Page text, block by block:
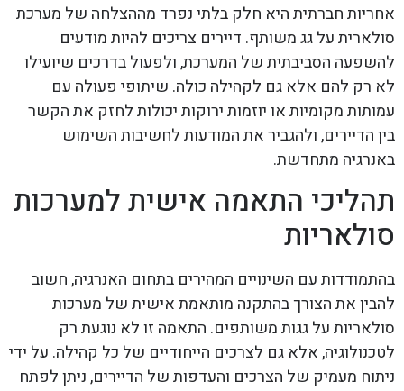
אחריות חברתית היא חלק בלתי נפרד מההצלחה של מערכת
סולארית על גג משותף. דיירים צריכים להיות מודעים
להשפעה הסביבתית של המערכת, ולפעול בדרכים שיועילו
לא רק להם אלא גם לקהילה כולה. שיתופי פעולה עם
עמותות מקומיות או יוזמות ירוקות יכולות לחזק את הקשר
בין הדיירים, ולהגביר את המודעות לחשיבות השימוש
באנרגיה מתחדשת.
תהליכי התאמה אישית למערכות
סולאריות
בהתמודדות עם השינויים המהירים בתחום האנרגיה, חשוב
להבין את הצורך בהתקנה מותאמת אישית של מערכות
סולאריות על גגות משותפים. התאמה זו לא נוגעת רק
לטכנולוגיה, אלא גם לצרכים הייחודיים של כל קהילה. על ידי
ניתוח מעמיק של הצרכים והעדפות של הדיירים, ניתן לפתח